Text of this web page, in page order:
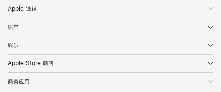
Apple 钱包
账户
娱乐
Apple Store 商店
商务应用